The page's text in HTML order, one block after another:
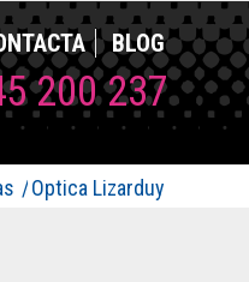
BLOG
200 237
/Optica Lizarduy